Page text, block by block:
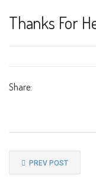
Thanks For
Share:
PREV POST